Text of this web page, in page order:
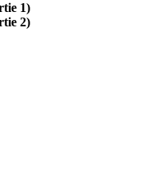
1)
2)